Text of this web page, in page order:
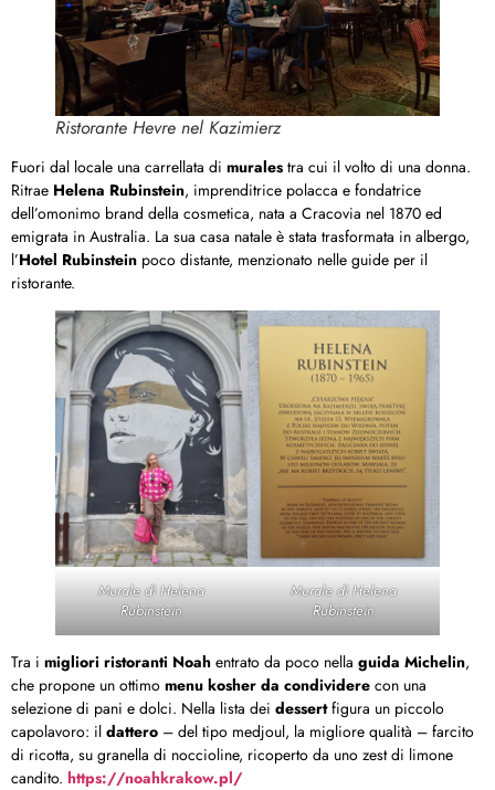
Ristorante Hevre nel Kazimierz
Fuori dal locale una carrellata di murales tra cui il volto di una donna.
Ritrae Helena Rubinstein, imprenditrice polacca e fondatrice
dell’omonimo brand della cosmetica, nata a Cracovia nel 1870 ed
emigrata in Australia. La sua casa natale è stata trasformata in albergo,
l’Hotel Rubinstein poco distante, menzionato nelle guide per il
ristorante.
Murale di Helena
Rubinstein
Murale di Helena
Rubinstein
Tra i migliori ristoranti Noah entrato da poco nella guida Michelin,
che propone un ottimo menu kosher da condividere con una
selezione di pani e dolci. Nella lista dei dessertfigura un piccolo
capolavoro: il dattero – del tipo medjoul, la migliore qualità – farcito
di ricotta, su granella di noccioline, ricoperto da uno zest di limone
candito. https://noahkrakow.pl/